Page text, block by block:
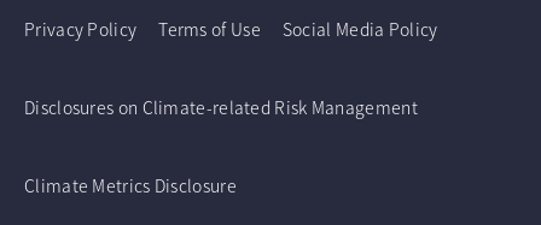
Privacy Policy Terms of Use Social Media Policy
Disclosures on Climate-related Risk Management
Climate Metrics Disclosure